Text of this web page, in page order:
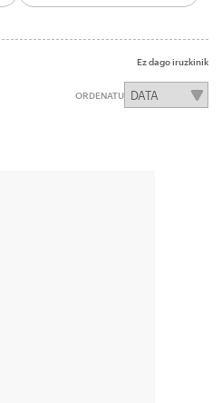
Ez dago iruzkinik
ORDENATU